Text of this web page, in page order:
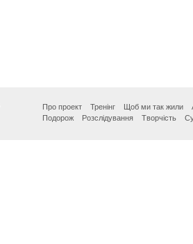
Про проект Тренінг Щоб ми так жили
Подорож
Розслідування Творчість